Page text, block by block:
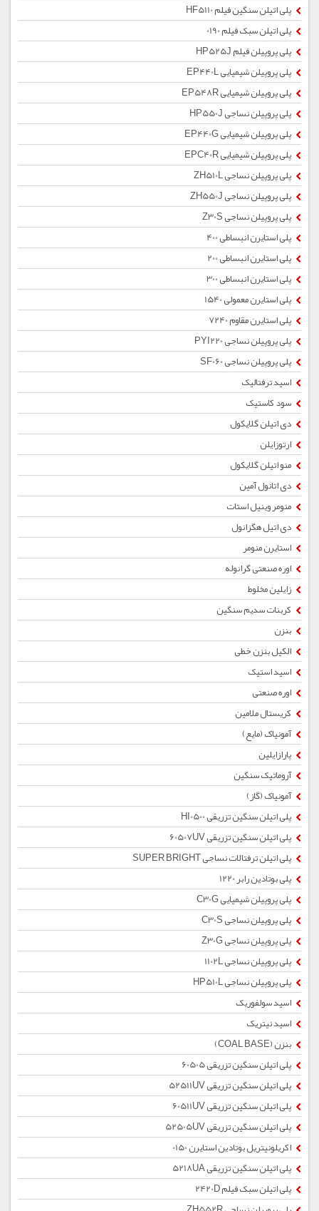
پلی اتیلن سنگین فیلم HF5110
پلی اتیلن سبک فیلم 0190
پلی پروپیلن فیلم HP525J
پلی پروپیلن شیمیایی EP440L
پلی پروپیلن شیمیایی EP548R
پلی پروپیلن نساجی HP550J
پلی پروپیلن شیمیایی EP440G
پلی پروپیلن شیمیایی EPC40R
پلی پروپیلن نساجی ZH510L
پلی پروپیلن نساجی ZH550J
پلی پروپیلن نساجی Z30S
پلی استایرن انبساطی 400
پلی استایرن انبساطی 200
پلی استایرن انبساطی 300
پلی استایرن معمولی 1540
پلی استایرن مقاوم 7240
پلی پروپیلن نساجی PYI220
پلی پروپیلن نساجی SF060
اسید ترفتالیک
سود کاستیک
دی اتیلن گلایکول
ارتوزایلن
منو اتیلن گلایکول
دی اتانول آمین
منومر وینیل استات
دی اتیل هگزانول
استایرن منومر
اوره صنعتی گرانوله
زایلین مخلوط
کربنات سدیم سنگین
بنزن
الکیل بنزن خطی
اسید استیک
اوره صنعتی
کریستال ملامین
آمونیاک (مایع)
پارازایلین
آروماتیک سنگین
آمونیاک (گاز)
پلی اتیلن سنگین تزریقی HI0500
پلی اتیلن سنگین تزریقی 60507UV
پلی اتیلن ترفتالات نساجی SUPER BRIGHT
پلی بوتادین رابر 1220
پلی پروپیلن شیمیایی C30G
پلی پروپیلن نساجی C30S
پلی پروپیلن نساجی Z30G
پلی پروپیلن نساجی 1102L
پلی پروپیلن نساجی HP510L
اسید سولفوریک
اسید نیتریک
بنزن (COAL BASE)
پلی اتیلن سنگین تزریقی 60505
پلی اتیلن سنگین تزریقی 52511UV
پلی اتیلن سنگین تزریقی 60511UV
پلی اتیلن سنگین تزریقی 52505UV
اکریلونیتریل بوتادین استایرن 0150
پلی اتیلن سنگین تزریقی 5218UA
پلی اتیلن سبک فیلم 2420D